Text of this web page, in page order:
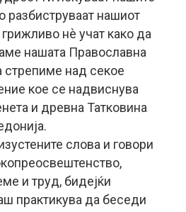
разбиструваат нашиот
нè учат како да
нашата Православна
стрепиме над секое
кое се надвиснува
и древна Татковина
слова и говори
и труд, бидејќи
практикува да беседи